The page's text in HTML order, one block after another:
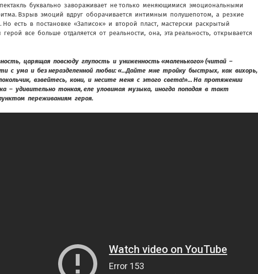
буквально завораживает не только меняющимися эмоциональными
Взрыв эмоций вдруг оборачивается интимным полушепотом, а резкие
Но есть в постановке «Записок» и второй пласт, мастерски раскрытый
все больше отдаляется от реальности, она, эта реальность, открывается
царящая повсюду глупость и униженность «маленького» (читай –
с ума и без неразделенной любви: «…Дайте мне тройку быстрых, как вихорь,
взвейтесь, кони, и несите меня с этого света!»… На протяжении
– удивительно тонкая, еле уловимая музыка, иногда попадая в такт
переживаниям героя.